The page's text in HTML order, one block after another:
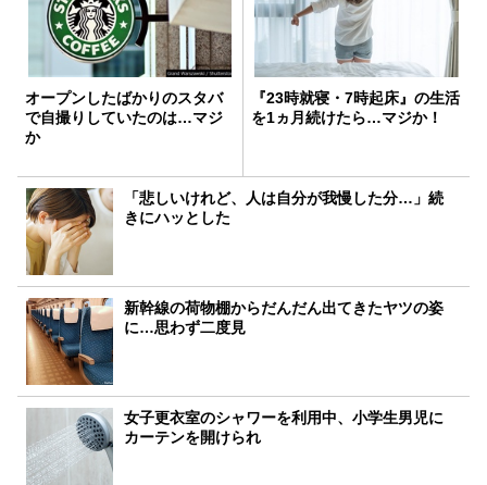
オープンしたばかりのスタバ
で自撮りしていたのは…マジ
か
『23時就寝・7時起床』の生活
を1ヵ月続けたら…マジか！
「悲しいけれど、人は自分が我慢した分…」続
きにハッとした
新幹線の荷物棚からだんだん出てきたヤツの姿
に…思わず二度見
女子更衣室のシャワーを利用中、小学生男児に
カーテンを開けられ